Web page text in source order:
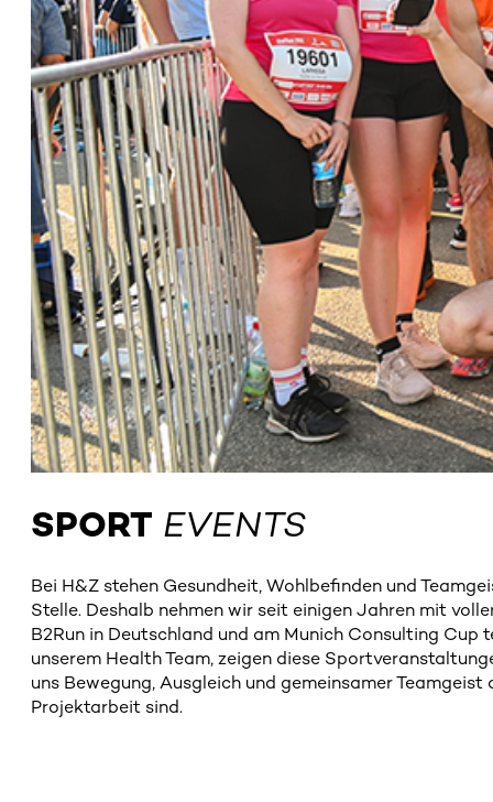
SPORT EVENTS
Bei H&Z stehen Gesundheit, Wohlbefinden und
Stelle. Deshalb nehmen wir seit einigen Jahren mit
B2Run in Deutschland und am Munich Consulting Cup
unserem Health Team, zeigen diese
uns Bewegung, Ausgleich und gemeinsamer Teamgeist
Projektarbeit sind.